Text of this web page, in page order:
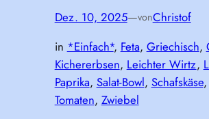
Dez. 10, 2025—vonChristof
in *Einfach*, Feta, Griechisch,
Kichererbsen, Leichter Wirtz,
Paprika, Salat-Bowl, Schafskäse
Tomaten, Zwiebel